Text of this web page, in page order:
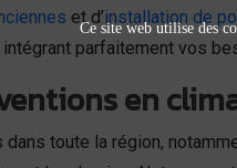
et d’installation de
intégrant parfaitement vos
en
dans toute la région,
Ce site web utilise des